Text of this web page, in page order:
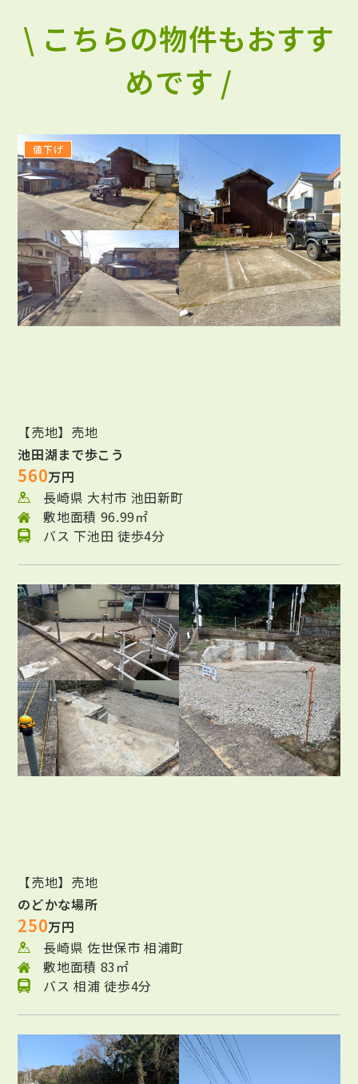
\ こちらの物件もおすす
めです /
値下げ
【売地】売地
池田湖まで歩こう
560万円
長崎県 大村市 池田新町
敷地面積 96.99㎡
バス 下池田 徒歩4分
【売地】売地
のどかな場所
250万円
長崎県 佐世保市 相浦町
敷地面積 83㎡
バス 相浦 徒歩4分